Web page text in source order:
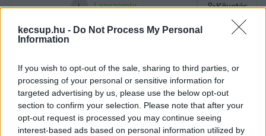
kecsup.hu - Do Not Process My Personal
Information
If you wish to opt-out of the sale, sharing to third parties, or
processing of your personal or sensitive information for
targeted advertising by us, please use the below opt-out
section to confirm your selection. Please note that after your
opt-out request is processed you may continue seeing
interest-based ads based on personal information utilized by
L Lapszemle Követés
1 perc
Április 10-én, két nappal az országgyűlési
választások előtt a Hősök terén rendez
Rendszerbontó Nagykoncertet több mint 30
előadóval a Polgári Ellenállás. A fellépők ingyen